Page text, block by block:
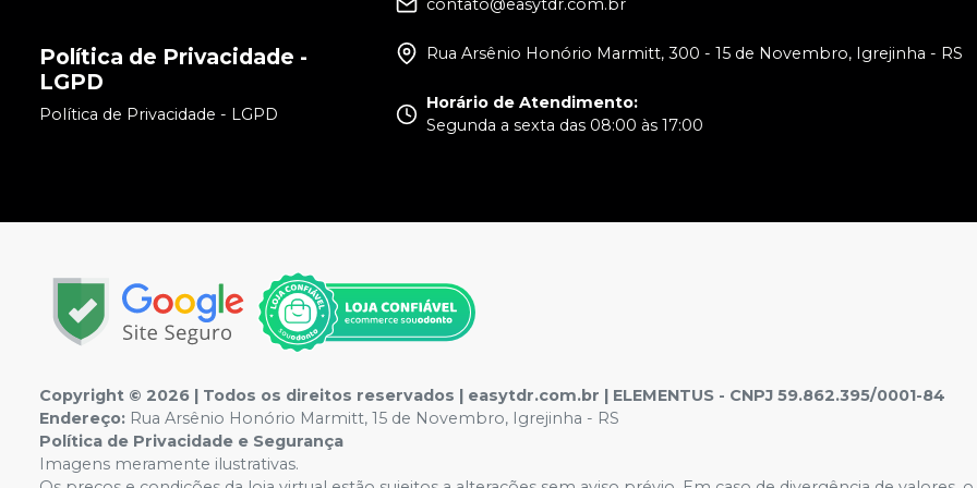
Política de Privacidade -
LGPD
Política de Privacidade - LGPD
contato@easytdr.com.br
Rua Arsênio Honório Marmitt, 300 - 15 de Novembro, Igrejinha - RS
Horário de Atendimento:
Segunda a sexta das 08:00 às 17:00
Copyright © 2026 | Todos os direitos reservados | easytdr.com.br | ELEMENTUS - CNPJ 59.862.395/0001-84
Endereço: Rua Arsênio Honório Marmitt, 15 de Novembro, Igrejinha - RS
Política de Privacidade e Segurança
Imagens meramente ilustrativas.